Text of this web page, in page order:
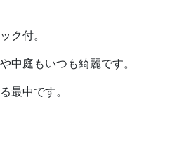
ク付。
中庭もいつも綺麗です。
最中です。